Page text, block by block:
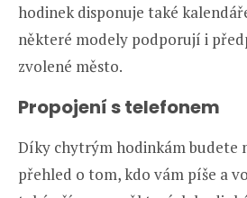
hodinek disponuje také
některé modely podporují i
zvolené město.
Propojení s telefonem
Díky chytrým hodinkám budete
přehled o tom, kdo vám píše a